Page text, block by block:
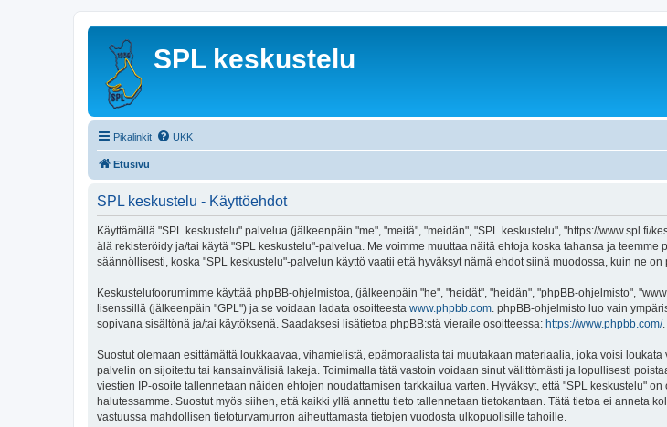
SPL keskustelu
Pikalinkit UKK
Etusivu
SPL keskustelu - Käyttöehdot
Käyttämällä "SPL keskustelu" palvelua (jälkeenpäin "me", "meitä", "meidän", "SPL keskustelu", "https://
älä rekisteröidy ja/tai käytä "SPL keskustelu"-palvelua. Me voimme muuttaa näitä ehtoja koska tahansa ja
säännöllisesti, koska "SPL keskustelu"-palvelun käyttö vaatii että hyväksyt nämä ehdot siinä muodossa, kuin ne on
Keskustelufoorumimme käyttää phpBB-ohjelmistoa, (jälkeenpäin "he", "heidät", "heidän", "phpBB-ohjelmisto",
lisenssillä (jälkeenpäin "GPL") ja se voidaan ladata osoitteesta www.phpbb.com. phpBB-ohjelmisto luo vain
sopivana sisältönä ja/tai käytöksenä. Saadaksesi lisätietoa phpBB:stä vieraile osoitteessa: https://www.phpbb.com/.
Suostut olemaan esittämättä loukkaavaa, vihamielistä, epämoraalista tai muutakaan materiaalia, joka voisi
palvelin on sijoitettu tai kansainvälisiä lakeja. Toimimalla tätä vastoin voidaan sinut välittömästi ja lopullisesti
viestien IP-osoite tallennetaan näiden ehtojen noudattamisen tarkkailua varten. Hyväksyt, että "SPL keskustelu"
halutessamme. Suostut myös siihen, että kaikki yllä annettu tieto tallennetaan tietokantaan. Tätä tietoa ei anneta
vastuussa mahdollisen tietoturvamurron aiheuttamasta tietojen vuodosta ulkopuolisille tahoille.